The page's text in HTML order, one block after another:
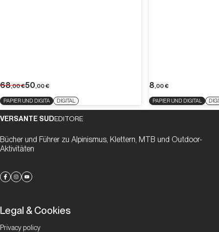
68,00€50,00€
PAPIER UND DIGITA DIGITAL
8,00€
PAPIER UND DIGITAL
VERSANTE SUDEDITORE
Bücher und Führer zu Alpinismus, Klettern, MTB und Outdoor-
Aktivitäten
Legal & Cookies
Privacy policy